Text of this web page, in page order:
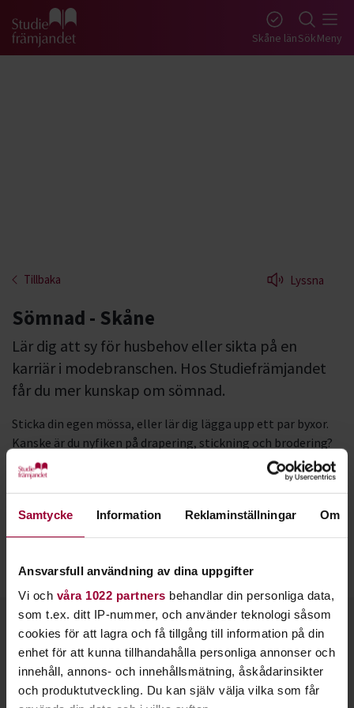
Samtycke Information Reklaminställningar Om
Ansvarsfull användning av dina uppgifter
Vi och våra 1022 partners behandlar din personliga data,
som t.ex. ditt IP-nummer, och använder teknologi såsom
cookies för att lagra och få tillgång till information på din
enhet för att kunna tillhandahålla personliga annonser och
innehåll, annons- och innehållsmätning, åskådarinsikter
och produktutveckling. Du kan själv välja vilka som får
Gå till studiefrämjandets startsida Skåne länSökMeny
Tillbaka Lyssna
Sömnad - Skåne
Lär dig att sy för husbehov eller sikta på en
karriär i modebranschen. Hos Studiefrämjandet
får du mer kunskap om sömnad.
Sticka din egen mössa, eller lär dig lägga upp ett par byxor.
Kanske är du nyfiken på drapering, stickning och brodering?
Sömnad är ett roligt hantverk och samtidigt en uråldrig
teknik och tradition.
Fördjupa dig i detaljer och lär dig vilka material som passar
till vad. Sömnad passar alla med ett intresse för
för dig som vill rikta in dig på modedesign.
Kontakt